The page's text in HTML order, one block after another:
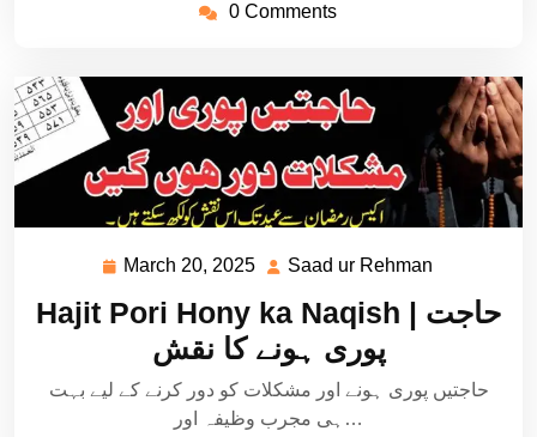
0 Comments
March 20, 2025 March
2025
Saad ur Rehman
Rehman
Hajit Pori Hony ka Naqish | حاجت
پوری ہونے کا نقش
حاجتیں پوری ہونے اور مشکلات کو دور کرنے کے لیے بہت
ہی مجرب وظیفہ اور…